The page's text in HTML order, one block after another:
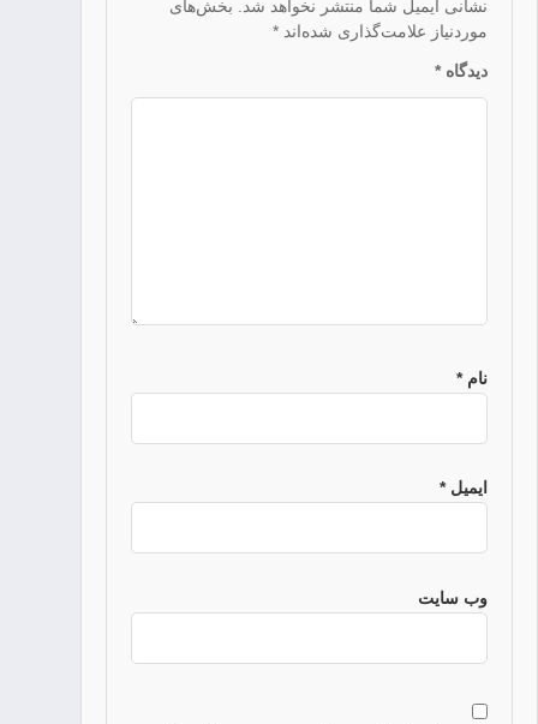
نشانی ایمیل شما منتشر نخواهد شد. بخش‌های
موردنیاز علامت‌گذاری شده‌اند *
دیدگاه*
نام*
ایمیل*
وب‌ سایت